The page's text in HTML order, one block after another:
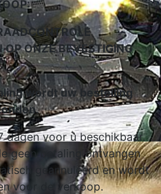
ONZE BEVESTIGING
wordt uw bestelling
.
voor u beschikbaar.
geen betaling ontvangen
geannuleerd en wordt
voor de verkoop.